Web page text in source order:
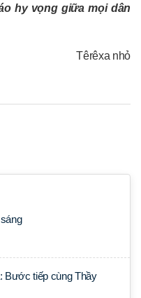
hy vọng giữa mọi dân
Têrêxa nhỏ
Bước tiếp cùng Thầy